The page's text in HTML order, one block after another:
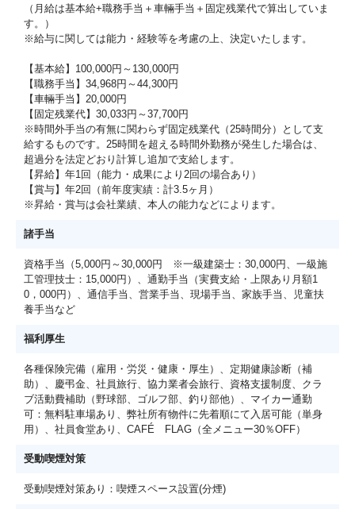
（月給は基本給+職務手当＋車輛手当＋固定残業代で算出していま
す。）
※給与に関しては能力・経験等を考慮の上、決定いたします。
【基本給】100,000円～130,000円
【職務手当】34,968円～44,300円
【車輛手当】20,000円
【固定残業代】30,033円～37,700円
※時間外手当の有無に関わらず固定残業代（25時間分）として支
給するものです。25時間を超える時間外勤務が発生した場合は、
超過分を法定どおり計算し追加で支給します。
【昇給】年1回（能力・成果により2回の場合あり）
【賞与】年2回（前年度実績：計3.5ヶ月）
※昇給・賞与は会社業績、本人の能力などによります。
諸手当
資格手当（5,000円～30,000円 ※一級建築士：30,000円、一級施
工管理技士：15,000円）、通勤手当（実費支給・上限あり月額1
0，000円）、通信手当、営業手当、現場手当、家族手当、児童扶
養手当など
福利厚生
各種保険完備（雇用・労災・健康・厚生）、定期健康診断（補
助）、慶弔金、社員旅行、協力業者会旅行、資格支援制度、クラ
ブ活動費補助（野球部、ゴルフ部、釣り部他）、マイカー通勤
可：無料駐車場あり、弊社所有物件に先着順にて入居可能（単身
用）、社員食堂あり、CAFÉ FLAG（全メニュー30％OFF）
受動喫煙対策
受動喫煙対策あり：喫煙スペース設置(分煙)